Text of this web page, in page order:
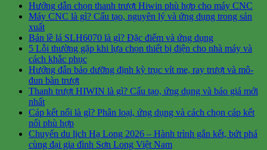
Hướng dẫn chọn thanh trượt Hiwin phù hợp cho máy CNC
Máy CNC là gì? Cấu tạo, nguyên lý và ứng dụng trong sản
xuất
Bản lề lá SLH6070 là gì? Đặc điểm và ứng dụng
5 Lỗi thường gặp khi lựa chọn thiết bị điện cho nhà máy và
cách khắc phục
Hướng đẫn bảo dưỡng định kỳ trục vít me, ray trượt và mô-
đun bàn trượt
Thanh trượt HIWIN là gì? Cấu tạo, ứng dụng và báo giá mới
nhất
Cáp kết nối là gì? Phân loại, ứng dụng và cách chọn cáp kết
nối phù hợp
Chuyến du lịch Hạ Long 2026 – Hành trình gắn kết, bứt phá
cùng đại gia đình Sơn Long Việt Nam